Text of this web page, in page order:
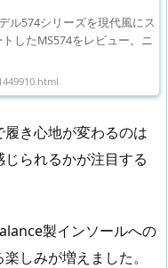
ル574シリーズを現代風にス
したMS574をレビュー。ニ
き心地が変わるのは
られるかが注目する
製インソールへの
しみが増えました。